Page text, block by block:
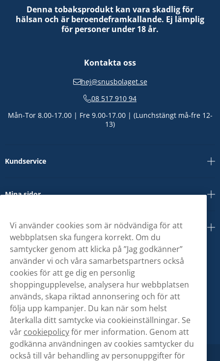
Denna tobaksprodukt kan vara skadlig för
hälsan och är beroendeframkallande. Ej lämplig
för personer under 18 år.
Kontakta oss
hej@snusbolaget.se
08 517 910 94
Mån-Tor 8.00-17.00 | Fre 9.00-17.00 | (Lunchstängt må-fre 12-
13)
Kundservice
Mina sidor
Om oss
Vi använder cookies som är nödvändiga för att
webbplatsen ska fungera korrekt. Om du
samtycker genom att klicka på ”Jag godkänner”
använder vi och våra samarbetspartners också
cookies för att ge dig en personlig
shoppingupplevelse, analysera hur webbplatsen
används, skapa riktad annonsering och för att
följa upp kampanjer. Du kan när som helst
återkalla ditt samtycke via cookieinställningar. Se
vår cookiepolicyför mer information. Genom att
godkänna användningen av cookies samtycker du
också till vår behandling av personuppgifter för